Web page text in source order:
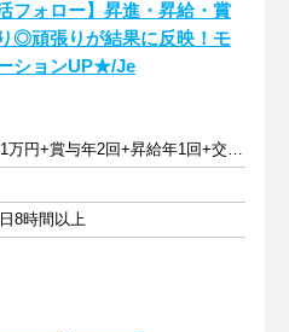
活フォロー】昇進・昇給・賞
◎頑張りが結果に反映！モ
ションUP★/Je
月給30～45.1万円+賞与年2回+昇給年1回+交通費全額
8時間以上